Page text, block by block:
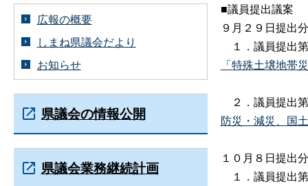
■議員提出議案
９月２９日提出分
１．議員提出
「特殊土壌地帯
２．議員提出
防災・減災、国
１０月８日提出分
１．議員提出
広報の概要
しまね県議会だより
お知らせ
県議会の情報公開
県議会業務継続計画